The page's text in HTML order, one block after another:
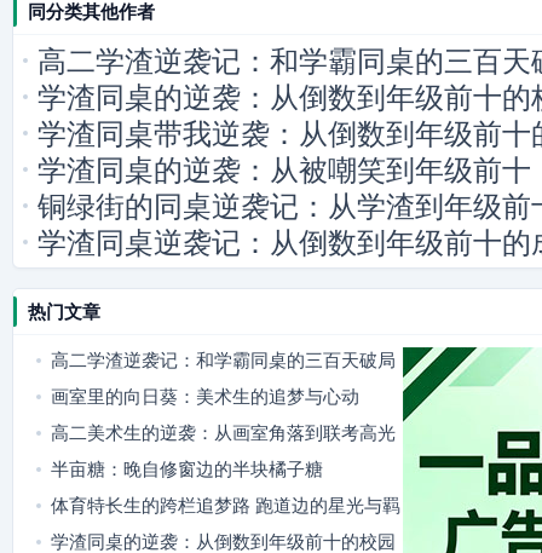
同分类其他作者
高二学渣逆袭记：和学霸同桌的三百天
学渣同桌的逆袭：从倒数到年级前十的
学渣同桌带我逆袭：从倒数到年级前十
学渣同桌的逆袭：从被嘲笑到年级前十
铜绿街的同桌逆袭记：从学渣到年级前
学渣同桌逆袭记：从倒数到年级前十的
热门文章
高二学渣逆袭记：和学霸同桌的三百天破局
之路
画室里的向日葵：美术生的追梦与心动
高二美术生的逆袭：从画室角落到联考高光
半亩糖：晚自修窗边的半块橘子糖
体育特长生的跨栏追梦路 跑道边的星光与羁
绊
学渣同桌的逆袭：从倒数到年级前十的校园